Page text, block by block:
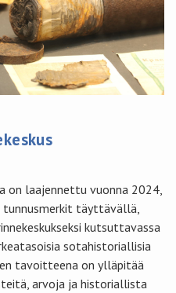
on laajennettu vuonna 2024,
tunnusmerkit täyttävällä,
kutsuttavassa
sotahistoriallisia
tavoitteena on ylläpitää
arvoja ja historiallista